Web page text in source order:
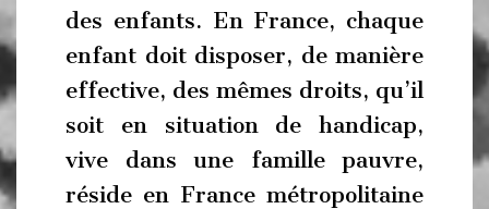
des enfants. En France, chaque
enfant doit disposer, de manière
effective, des mêmes droits, qu’il
soit en situation de handicap,
vive dans une famille pauvre,
réside en France métropolitaine